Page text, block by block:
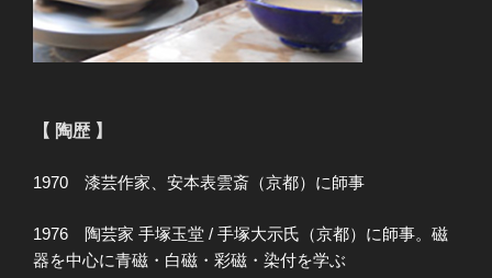
【 陶歴 】
1970 漆芸作家、安本表雲斎（京都）に師事
1976 陶芸家 手塚玉堂 / 手塚大示氏（京都）に師事。磁
器を中心に青磁・白磁・彩磁・染付を学ぶ